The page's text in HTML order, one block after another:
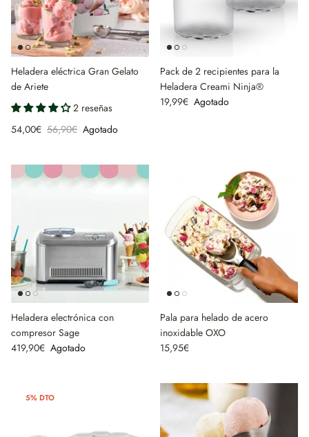
Heladera eléctrica Gran Gelato
de Ariete
2 reseñas
54,00€ 56,90€ Agotado
Pack de 2 recipientes para la
Heladera Creami Ninja®
19,99€ Agotado
Heladera electrónica con
compresor Sage
419,90€ Agotado
Pala para helado de acero
inoxidable OXO
15,95€
5% DTO